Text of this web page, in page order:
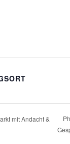
mit Andacht &